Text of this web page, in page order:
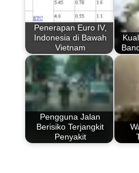
Penerapan Euro IV,
Indonesia di Bawah
Vietnam
Pengguna Jalan
Berisiko Terjangkit
Penyakit